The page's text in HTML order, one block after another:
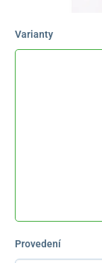
Varianty
Provedení